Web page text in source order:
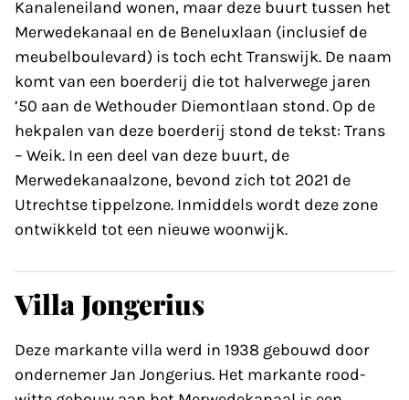
Kanaleneiland wonen, maar deze buurt tussen het
Merwedekanaal en de Beneluxlaan (inclusief de
meubelboulevard) is toch echt Transwijk. De naam
komt van een boerderij die tot halverwege jaren
’50 aan de Wethouder Diemontlaan stond. Op de
hekpalen van deze boerderij stond de tekst: Trans
– Weik. In een deel van deze buurt, de
Merwedekanaalzone, bevond zich tot 2021 de
Utrechtse tippelzone. Inmiddels wordt deze zone
ontwikkeld tot een nieuwe woonwijk.
Villa Jongerius
Deze markante villa werd in 1938 gebouwd door
ondernemer Jan Jongerius. Het markante rood-